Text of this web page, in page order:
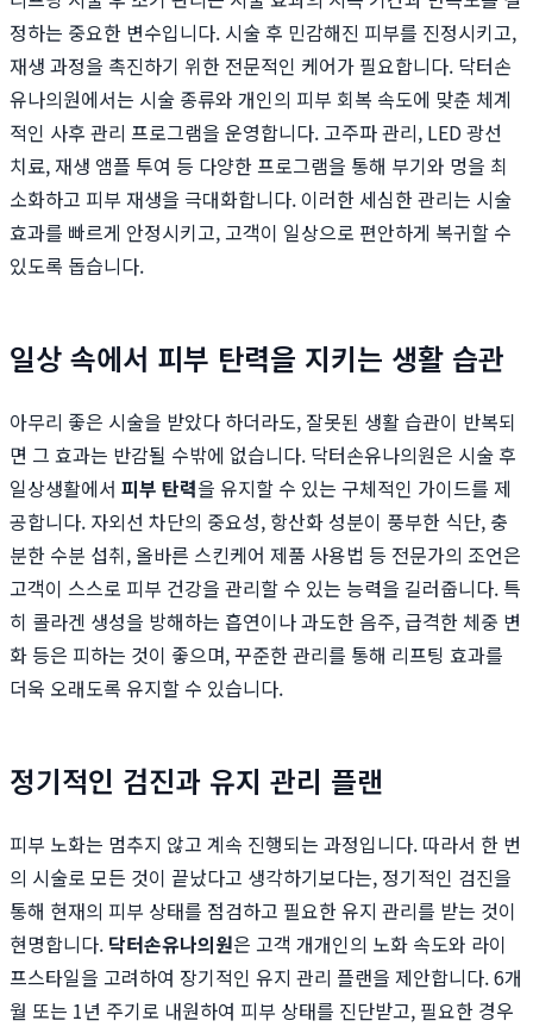
정하는 중요한 변수입니다. 시술 후 민감해진 피부를 진정시키고,
재생 과정을 촉진하기 위한 전문적인 케어가 필요합니다. 닥터손
유나의원에서는 시술 종류와 개인의 피부 회복 속도에 맞춘 체계
적인 사후 관리 프로그램을 운영합니다. 고주파 관리, LED 광선
치료, 재생 앰플 투여 등 다양한 프로그램을 통해 부기와 멍을 최
소화하고 피부 재생을 극대화합니다. 이러한 세심한 관리는 시술
효과를 빠르게 안정시키고, 고객이 일상으로 편안하게 복귀할 수
있도록 돕습니다.
일상 속에서 피부 탄력을 지키는 생활 습관
아무리 좋은 시술을 받았다 하더라도, 잘못된 생활 습관이 반복되
면 그 효과는 반감될 수밖에 없습니다. 닥터손유나의원은 시술 후
일상생활에서 피부 탄력을 유지할 수 있는 구체적인 가이드를 제
공합니다. 자외선 차단의 중요성, 항산화 성분이 풍부한 식단, 충
분한 수분 섭취, 올바른 스킨케어 제품 사용법 등 전문가의 조언은
고객이 스스로 피부 건강을 관리할 수 있는 능력을 길러줍니다. 특
히 콜라겐 생성을 방해하는 흡연이나 과도한 음주, 급격한 체중 변
화 등은 피하는 것이 좋으며, 꾸준한 관리를 통해 리프팅 효과를
더욱 오래도록 유지할 수 있습니다.
정기적인 검진과 유지 관리 플랜
피부 노화는 멈추지 않고 계속 진행되는 과정입니다. 따라서 한 번
의 시술로 모든 것이 끝났다고 생각하기보다는, 정기적인 검진을
통해 현재의 피부 상태를 점검하고 필요한 유지 관리를 받는 것이
현명합니다. 닥터손유나의원은 고객 개개인의 노화 속도와 라이
프스타일을 고려하여 장기적인 유지 관리 플랜을 제안합니다. 6개
월 또는 1년 주기로 내원하여 피부 상태를 진단받고, 필요한 경우